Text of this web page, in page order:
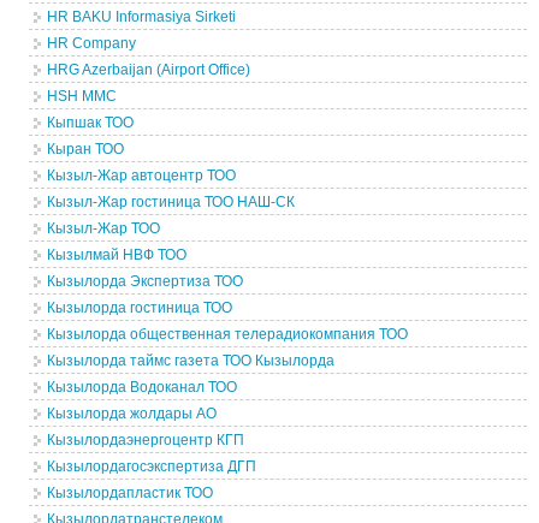
HR BAKU Informasiya Sirketi
HR Company
HRG Azerbaijan (Airport Office)
HSH MMC
Кыпшак ТОО
Кыран ТОО
Кызыл-Жар автоцентр ТОО
Кызыл-Жар гостиница ТОО НАШ-СК
Кызыл-Жар ТОО
Кызылмай НВФ ТОО
Кызылорда Экспертиза ТОО
Кызылорда гостиница ТОО
Кызылорда общественная телерадиокомпания ТОО
Кызылорда таймс газета ТОО Кызылорда
Кызылорда Водоканал ТОО
Кызылорда жолдары АО
Кызылордаэнергоцентр КГП
Кызылордагосэкспертиза ДГП
Кызылордапластик ТОО
Кызылордатранстелеком